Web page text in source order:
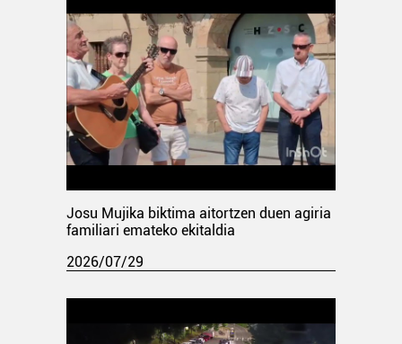
Josu Mujika biktima aitortzen duen agiria
familiari emateko ekitaldia
2026/07/29